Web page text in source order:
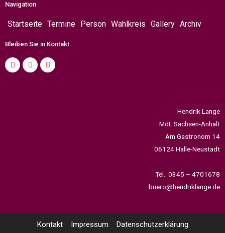
Navigation
Startseite Termine Person Wahlkreis Gallery Archiv
Bleiben Sie in Kontakt
Hendrik Lange
MdL Sachsen-Anhalt
Am Gastronom 14
06124 Halle-Neustadt
Tel.: 0345 – 4701678
buero@hendriklange.de
Kontakt Impressum Datenschutzerklärung